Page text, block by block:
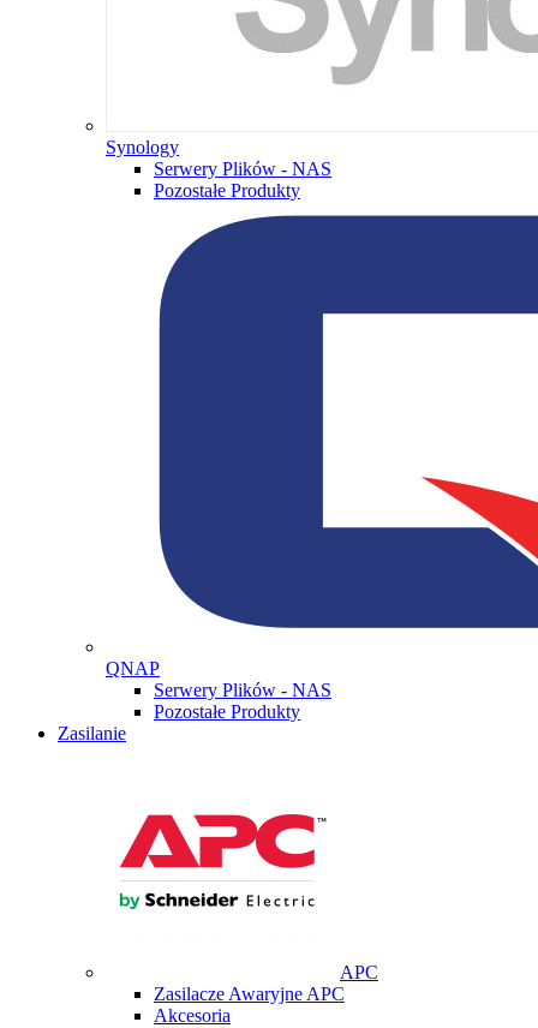
Synology
Serwery Plików - NAS
Pozostałe Produkty
QNAP
Serwery Plików - NAS
Pozostałe Produkty
Zasilanie
APC
Zasilacze Awaryjne APC
Akcesoria